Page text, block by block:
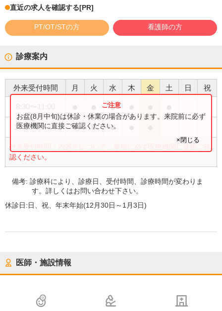
直近の求人を確認する[PR]
PT/OT/STの方 看護師の方
診療案内
外来受付時間 月 火 水 木 金 土 日 祝
●
13:00〜15:00 ● ● ●
外来受付時間・内容等について、事前に必ず医療機関に直接ご確
認ください。
お盆(8月中旬)は休診・休業の場合があります。来院前に必ず
医療機関に直接ご確認ください。
×閉じる
備考:診療科により、診療日、受付時間、診療時間が変わりま
す。詳しくはお問い合わせ下さい。
休診日:日、祝、年末年始(12月30日～1月3日)
医師・施設情報